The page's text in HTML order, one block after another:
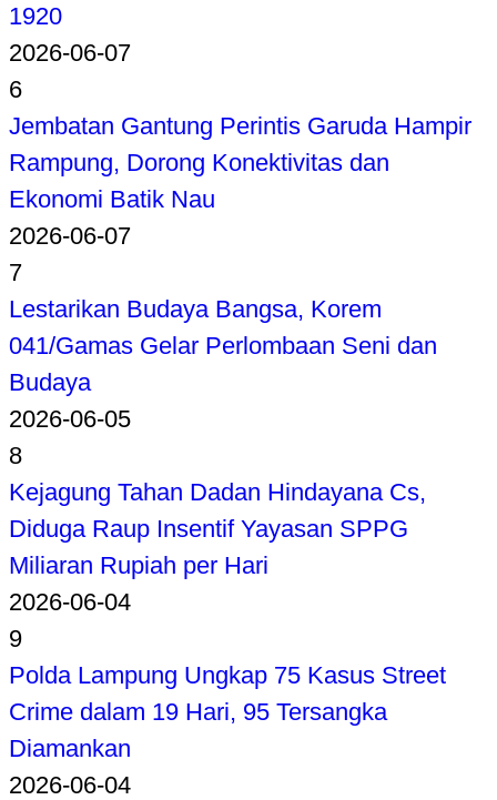
1920
2026-06-07
6
Jembatan Gantung Perintis Garuda Hampir
Rampung, Dorong Konektivitas dan
Ekonomi Batik Nau
2026-06-07
7
Lestarikan Budaya Bangsa, Korem
041/Gamas Gelar Perlombaan Seni dan
Budaya
2026-06-05
8
Kejagung Tahan Dadan Hindayana Cs,
Diduga Raup Insentif Yayasan SPPG
Miliaran Rupiah per Hari
2026-06-04
9
Polda Lampung Ungkap 75 Kasus Street
Crime dalam 19 Hari, 95 Tersangka
Diamankan
2026-06-04